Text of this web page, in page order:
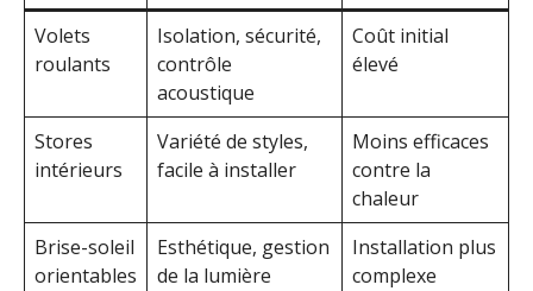
Volets
roulants
Isolation, sécurité,
contrôle
acoustique
Coût initial
élevé
Stores
intérieurs
Variété de styles,
facile à installer
Moins efficaces
contre la
chaleur
Brise-soleil
orientables
Esthétique, gestion
de la lumière
Installation plus
complexe